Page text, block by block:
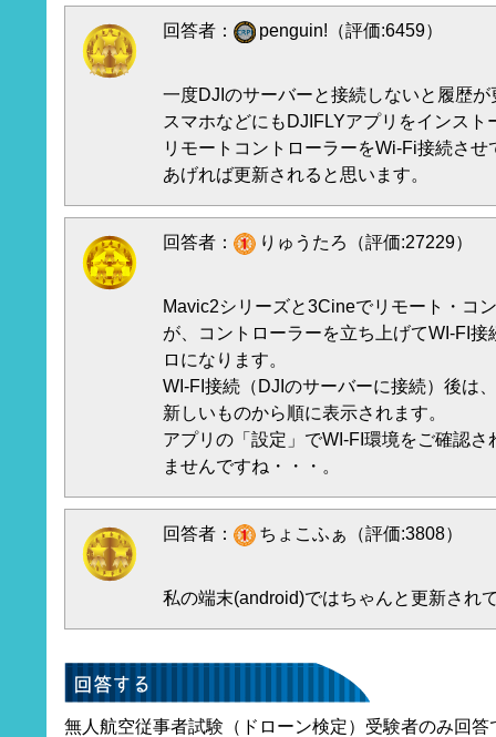
回答者： penguin!（評価:6459）
一度DJIのサーバーと接続しないと履歴
スマホなどにもDJIFLYアプリをインス
リモートコントローラーをWi-Fi接続さ
あげれば更新されると思います。
回答者： りゅうたろ（評価:27229）
Mavic2シリーズと3Cineでリモート・コ
が、コントローラーを立ち上げてWI-FI
ロになります。
WI-FI接続（DJIのサーバーに接続）後は
新しいものから順に表示されます。
アプリの「設定」でWI-FI環境をご確認
ませんですね・・・。
回答者： ちょこふぁ（評価:3808）
私の端末(android)ではちゃんと更新され
無人航空従事者試験（ドローン検定）受験者のみ回答